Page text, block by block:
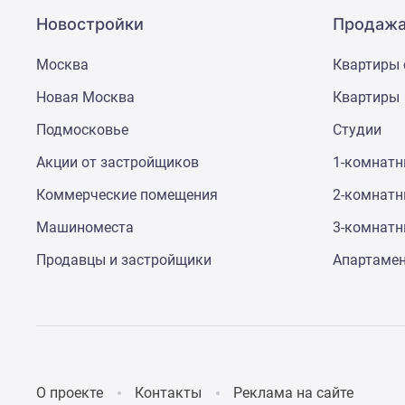
Новостройки
Москва
Новая Москва
Подмосковье
Акции от застройщиков
Коммерческие помещения
Машиноместа
Продавцы и застройщики
Квартиры
Квартиры
Студии
1-
2-
3-
О проекте Контакты Реклама на сайте